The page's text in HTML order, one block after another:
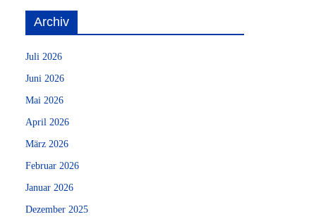
Archiv
Juli 2026
Juni 2026
Mai 2026
April 2026
März 2026
Februar 2026
Januar 2026
Dezember 2025